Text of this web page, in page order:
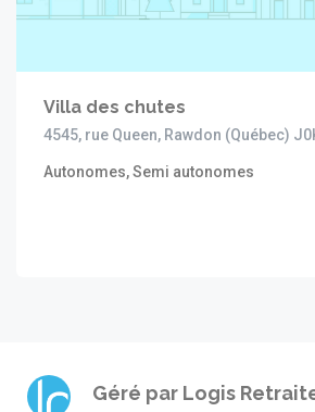
Villa des chutes
4545, rue Queen, Rawdon (Québec)
Autonomes, Semi autonomes
Géré par Logis